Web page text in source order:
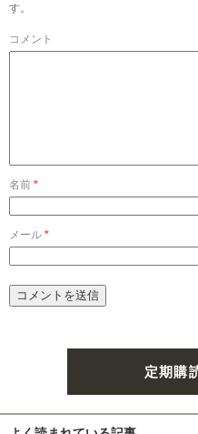
す。
コメント
名前 *
メール *
定期購